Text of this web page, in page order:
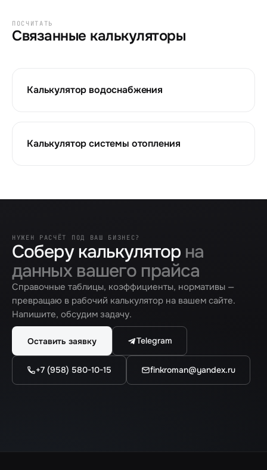
ПОСЧИТАТЬ
Связанные калькуляторы
Калькулятор водоснабжения
Калькулятор системы отопления
НУЖЕН РАСЧЁТ ПОД ВАШ БИЗНЕС?
Соберу калькулятор на
данных вашего прайса
Справочные таблицы, коэффициенты, нормативы —
превращаю в рабочий калькулятор на вашем сайте.
Напишите, обсудим задачу.
Оставить заявку Telegram
+7 (958) 580-10-15 finkroman@yandex.ru